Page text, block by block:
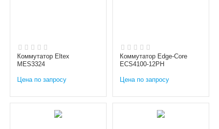
Коммутатор Eltex
MES3324
Цена по запросу
Коммутатор Edge-Core
ECS4100-12PH
Цена по запросу